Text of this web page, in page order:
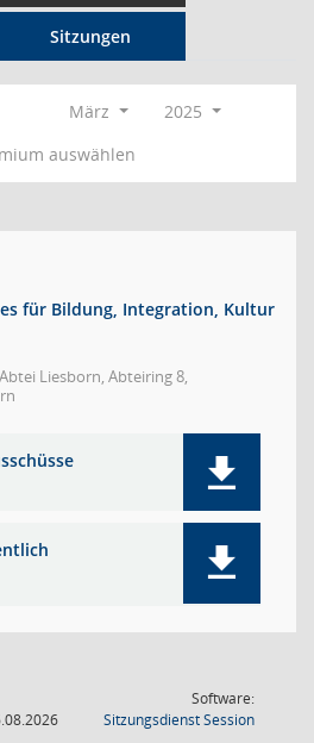
Sitzungen
März
2025
auswählen
für Bildung, Integration, Kultur
Liesborn, Abteiring 8,
Software:
SitzungsdienstSession(Wird in